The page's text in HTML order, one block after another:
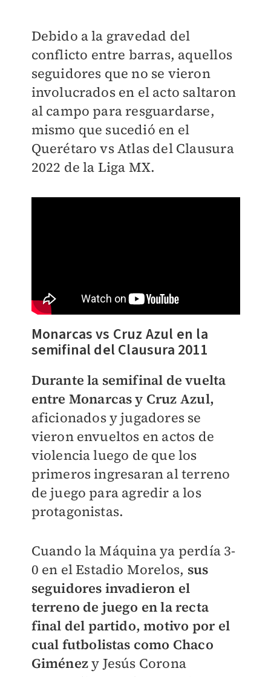
Debido a la gravedad del
conflicto entre barras, aquellos
seguidores que no se vieron
involucrados en el acto saltaron
al campo para resguardarse,
mismo que sucedió en el
Querétaro vs Atlas del Clausura
2022 de la Liga MX.
Monarcas vs Cruz Azul en la
semifinal del Clausura 2011
Durante la semifinal de vuelta
entre Monarcas y Cruz Azul,
aficionados y jugadores se
vieron envueltos en actos de
violencia luego de que los
primeros ingresaran al terreno
de juego para agredir a los
protagonistas.
Cuando la Máquina ya perdía 3-
0 en el Estadio Morelos, sus
seguidores invadieron el
terreno de juego en la recta
final del partido, motivo por el
cual futbolistas como Chaco
Giménezy Jesús Corona